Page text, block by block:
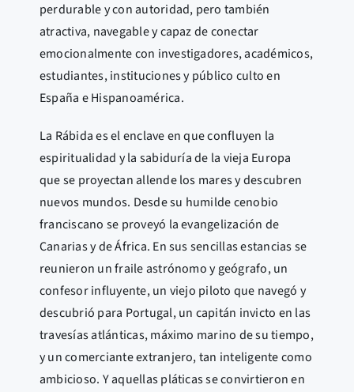
perdurable y con autoridad, pero también
atractiva, navegable y capaz de conectar
emocionalmente con investigadores, académicos,
estudiantes, instituciones y público culto en
España e Hispanoamérica.
La Rábida es el enclave en que confluyen la
espiritualidad y la sabiduría de la vieja Europa
que se proyectan allende los mares y descubren
nuevos mundos. Desde su humilde cenobio
franciscano se proveyó la evangelización de
Canarias y de África. En sus sencillas estancias se
reunieron un fraile astrónomo y geógrafo, un
confesor influyente, un viejo piloto que navegó y
descubrió para Portugal, un capitán invicto en las
travesías atlánticas, máximo marino de su tiempo,
y un comerciante extranjero, tan inteligente como
ambicioso. Y aquellas pláticas se convirtieron en